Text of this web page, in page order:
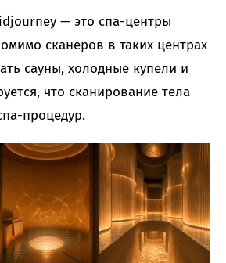
— это спа-центры
сканеров в таких центрах
сауны, холодные купели и
что сканирование тела
процедур.